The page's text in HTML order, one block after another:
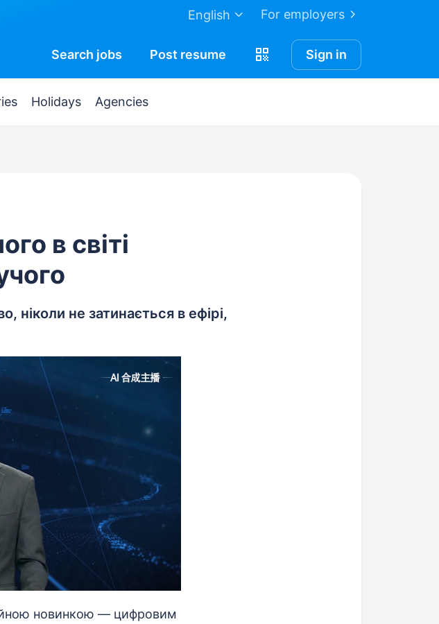
For employers
English
Search jobs Post resume Sign in
Holidays Agencies
в світі
ніколи не затинається в ефірі,
новинкою — цифровим